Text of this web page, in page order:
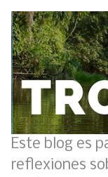
Este blog es
reflexiones